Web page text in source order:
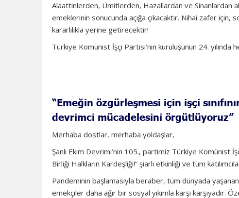
Alaattinlerden, Ümitlerden, Hazallardan ve Sinanlardan
emeklerinin sonucunda açığa çıkacaktır. Nihai zafer
kararlılıkla yerine getirecektir!
Türkiye Komünist İşçi Partisi’nin kuruluşunun 24. yılında
“Emeğin özgürleşmesi için işçi
devrimci mücadelesini örgütlüyoruz”
Merhaba dostlar, merhaba yoldaşlar,
Şanlı Ekim Devrimi’nin 105., partimiz Türkiye Komünist
Birliği Halkların Kardeşliği!” şiarlı etkinliği ve tüm
Pandeminin başlamasıyla beraber, tüm dünyada
emekçiler daha ağır bir sosyal yıkımla karşı karşıyadır.